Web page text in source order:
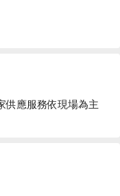
供應服務依現場為主